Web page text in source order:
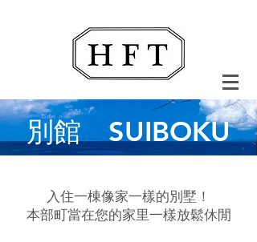
別館 SUIBOKU
入住一棟像家一樣的別墅！
本部町當在您的家里一樣放鬆休閒